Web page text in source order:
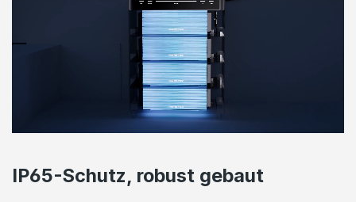
IP65-Schutz, robust gebaut